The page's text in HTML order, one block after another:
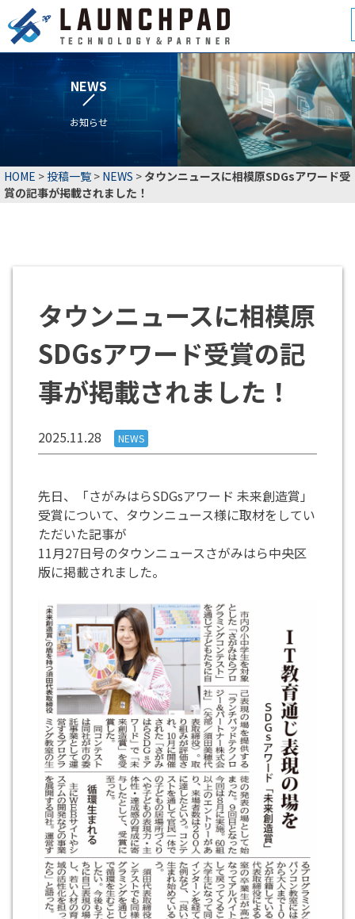
NEWS
お知らせ
HOME > 投稿一覧 > NEWS > タウンニュースに相模原SDGsアワード受
賞の記事が掲載されました！
タウンニュースに相模原
SDGsアワード受賞の記
事が掲載されました！
2025.11.28 NEWS
先日、「さがみはらSDGsアワード 未来創造賞」
受賞について、タウンニュース様に取材をしてい
ただいた記事が
11月27日号のタウンニュースさがみはら中央区
版に掲載されました。